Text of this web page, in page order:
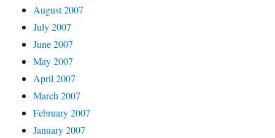
August 2007
July 2007
June 2007
May 2007
April 2007
March 2007
February 2007
January 2007